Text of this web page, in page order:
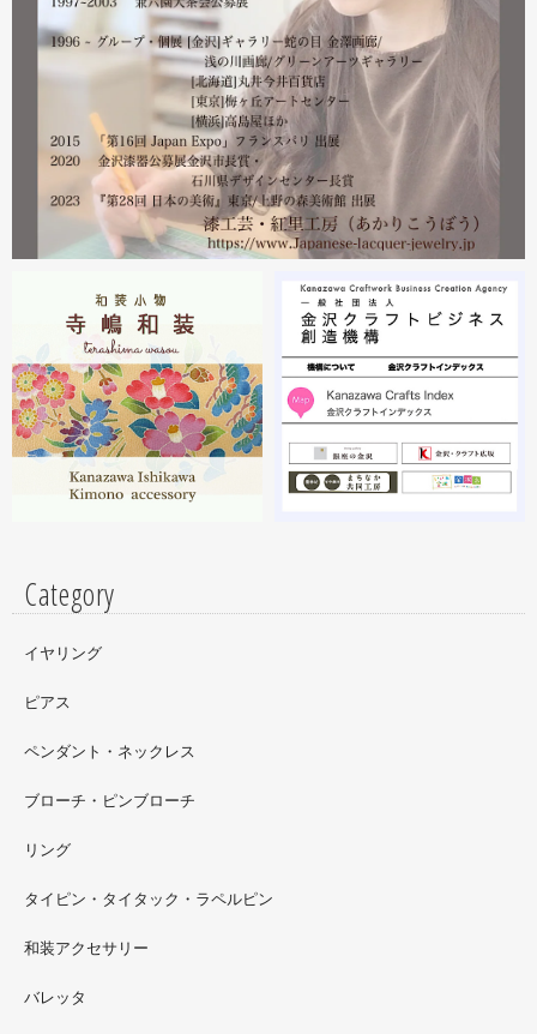
2023.02
2月21日から27日まで 仙台三越で開催中の『第22回 金
沢・能登 美味と美技展』に出展しています。会場には作
者本人がおりますのでお近くの方はぜひ遊びにいらしてく
ださい。お待ちしております。
2月19日から23日まで 東京・上野の森美術館で開催中の
『第28回 日本の美術展』に出展しています。
2023.02
昨年初めからT-BASE銀座ギャラリーさんのご依頼で螺鈿
細工のソフビフィギュア装飾のお仕事させていただいてま
す。広面積への螺鈿細工や蒔絵となりますのでかなりの高
額品になりますがご好評のようで嬉しい限りです(^^)写真
はドラマに登場していたキャラクターです。
ただ今 東武百貨店船橋店に出展中です。9月20日まで4階
イベントスペースにいます。お近くの方はぜひお越しくだ
Category
イヤリング
ピアス
ペンダント・ネックレス
ブローチ・ピンブローチ
リング
タイピン・タイタック・ラペルピン
和装アクセサリー
バレッタ